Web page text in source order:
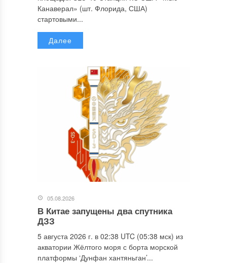
Канаверал» (шт. Флорида, США)
стартовыми...
Далее
05.08.2026
В Китае запущены два спутника
ДЗЗ
5 августа 2026 г. в 02:38 UTC (05:38 мск) из
акватории Жёлтого моря с борта морской
платформы ‘Дунфан хантяньган’...